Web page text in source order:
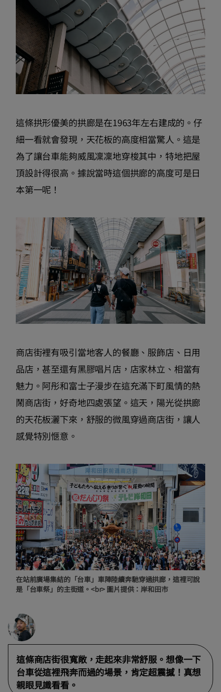
這條拱形優美的拱廊是在1963年左右建成的。仔
細一看就會發現，天花板的高度相當驚人。這是
為了讓台車能夠威風凜凜地穿梭其中，特地把屋
頂設計得很高。據說當時這個拱廊的高度可是日
本第一呢！
商店街裡有吸引當地客人的餐廳、服飾店、日用
品店，甚至還有黑膠唱片店，店家林立、相當有
魅力。阿彤和富士子漫步在這充滿下町風情的熱
鬧商店街，好奇地四處張望。這天，陽光從拱廊
的天花板灑下來，舒服的微風穿過商店街，讓人
感覺特別愜意。
在站前廣場集結的「台車」車陣陸續奔馳穿過拱廊，這裡可說
是「台車祭」的主街道。<br> 圖片提供：岸和田市
這條商店街很寬敞，走起來非常舒服。想像一下
台車從這裡飛奔而過的場景，肯定超震撼！真想
親眼見識看看。